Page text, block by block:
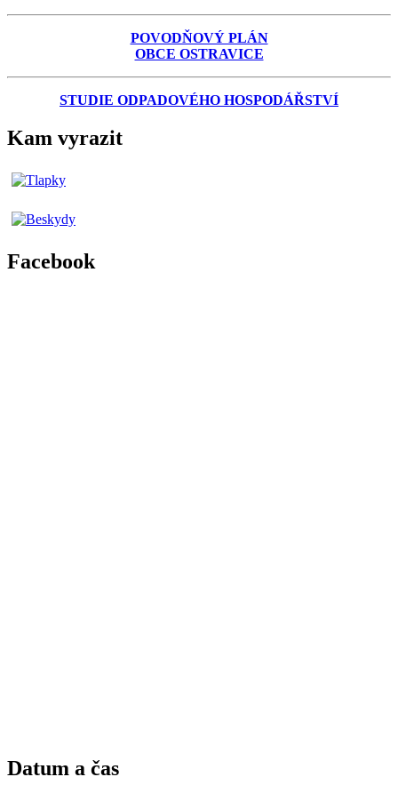
POVODŇOVÝ PLÁN
OBCE OSTRAVICE
STUDIE ODPADOVÉHO HOSPODÁŘSTVÍ
Kam vyrazit
Facebook
Datum a čas